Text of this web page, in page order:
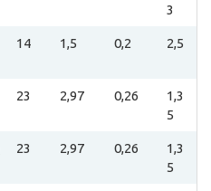
3
14 1,5 0,2 2,5
23 2,97 0,26
1,3
5
23 2,97 0,26
1,3
5